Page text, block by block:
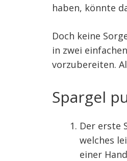
haben, könnte
Doch keine
in zwei
vorzubereiten.
Spargel
Der erste
welches
einer